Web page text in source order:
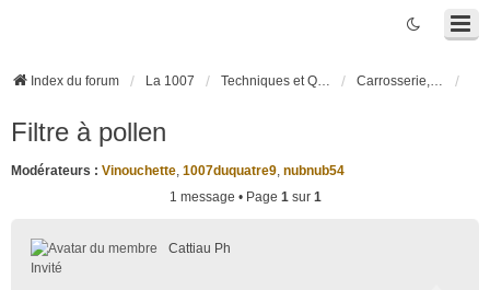
Index du forum La 1007 Techniques et Questions Carrosserie, électronique véhicule et habitacle
Filtre à pollen
Modérateurs : Vinouchette, 1007duquatre9, nubnub54
1 message • Page 1sur 1
Cattiau Ph
Invité